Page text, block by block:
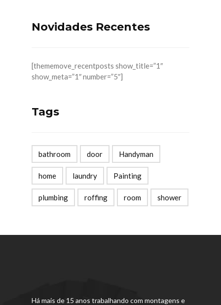
Novidades Recentes
[thememove_recentposts show_title=”1″
show_meta=”1″ number=”5″]
Tags
bathroom door Handyman
home laundry Painting
plumbing roffing room shower
Há mais de 15 anos trabalhando com montagens e